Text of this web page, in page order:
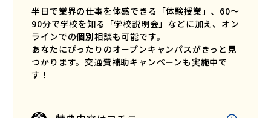
半日で業界の仕事を体感できる「体験授業」、60〜
90分で学校を知る「学校説明会」などに加え、オン
ラインでの個別相談も可能です。
あなたにぴったりのオープンキャンパスがきっと見
つかります。交通費補助キャンペーンも実施中で
す！